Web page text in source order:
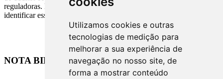
Utilizamos cookies e outras
tecnologias de medição para
melhorar a sua experiência de
navegação no nosso site, de
forma a mostrar conteúdo
reguladoras. Nesse caso, a comunicação por escrito do auditor pode
identificar essas autoridades reguladoras.
NOTA BIBLIOGRÁFICA